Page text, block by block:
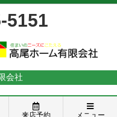
5151
会社
来店予約 メニュー